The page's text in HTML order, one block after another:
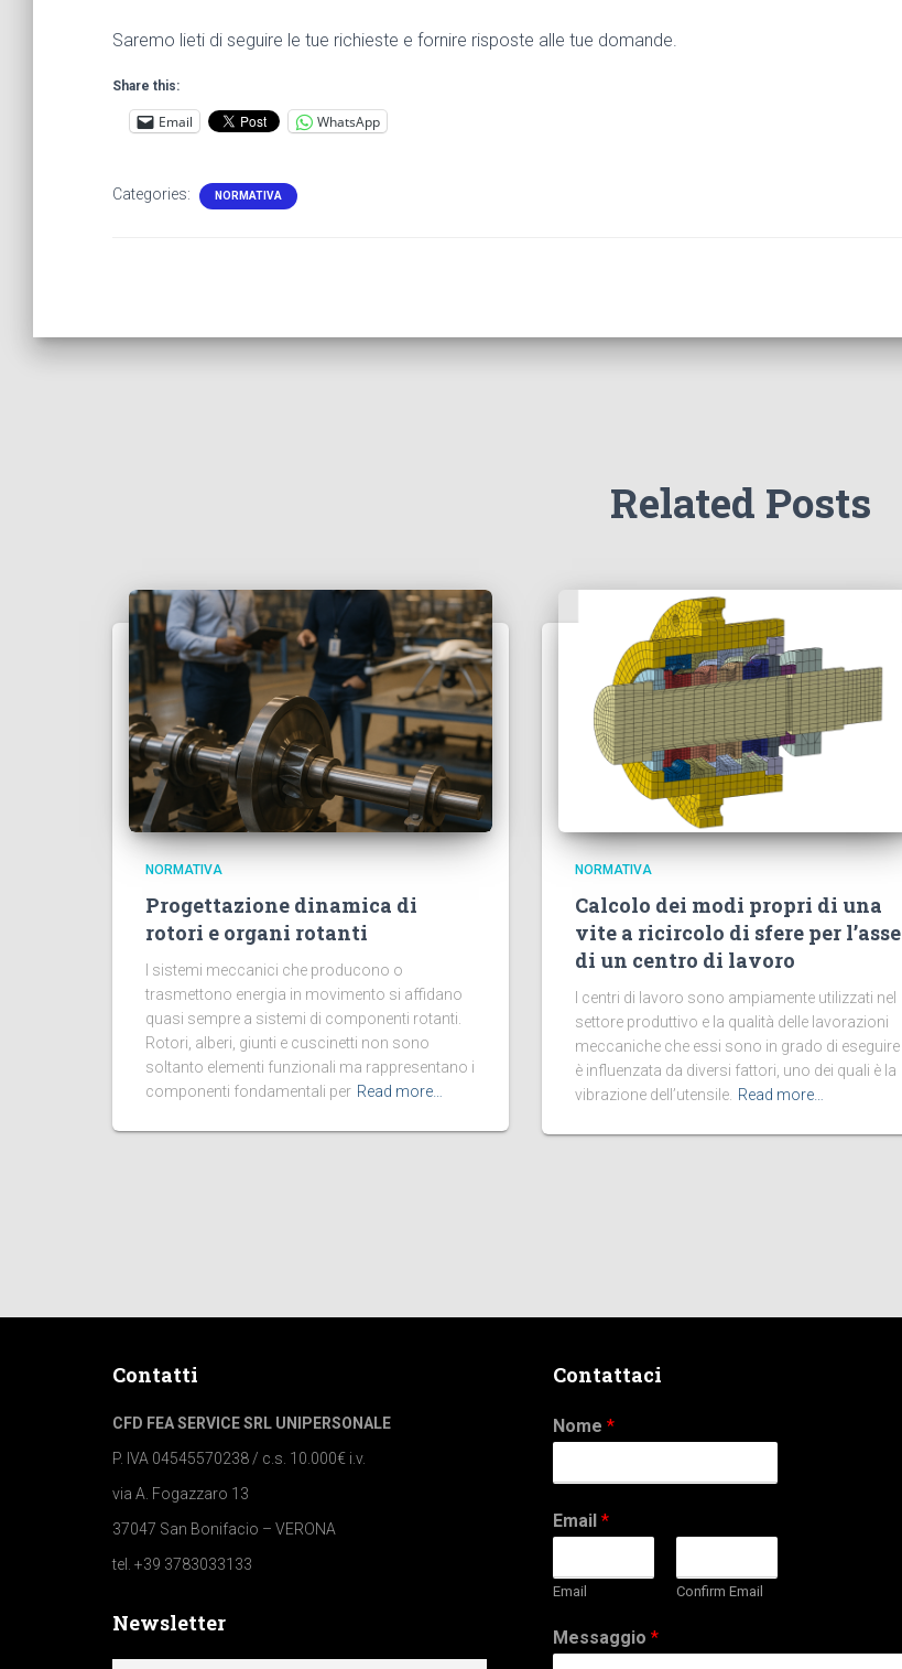
Saremo lieti di seguire le tue richieste e fornire risposte alle tue domande.
Share this:
Email WhatsApp
Categories: NORMATIVA
Related Posts
NORMATIVA
Progettazione dinamica di
rotori e organi rotanti
I sistemi meccanici che producono o
trasmettono energia in movimento si affidano
quasi sempre a sistemi di componenti rotanti.
Rotori, alberi, giunti e cuscinetti non sono
soltanto elementi funzionali ma rappresentano i
componenti fondamentali per Read more…
NORMATIVA
Calcolo dei modi propri di una
vite a ricircolo di sfere per l’asse
di un centro di lavoro
I centri di lavoro sono ampiamente utilizzati nel
settore produttivo e la qualità delle lavorazioni
meccaniche che essi sono in grado di eseguire
è influenzata da diversi fattori, uno dei quali è la
vibrazione dell’utensile. Read more…
Contatti
CFD FEA SERVICE SRL UNIPERSONALE
P. IVA 04545570238 / c.s. 10.000€ i.v.
via A. Fogazzaro 13
37047 San Bonifacio – VERONA
tel. +39 3783033133
Newsletter
Contattaci
Nome *
Email *
Email Confirm Email
Messaggio *